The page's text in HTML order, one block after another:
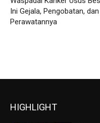
Ini Gejala, Pengobatan, dan
Perawatannya
HIGHLIGHT